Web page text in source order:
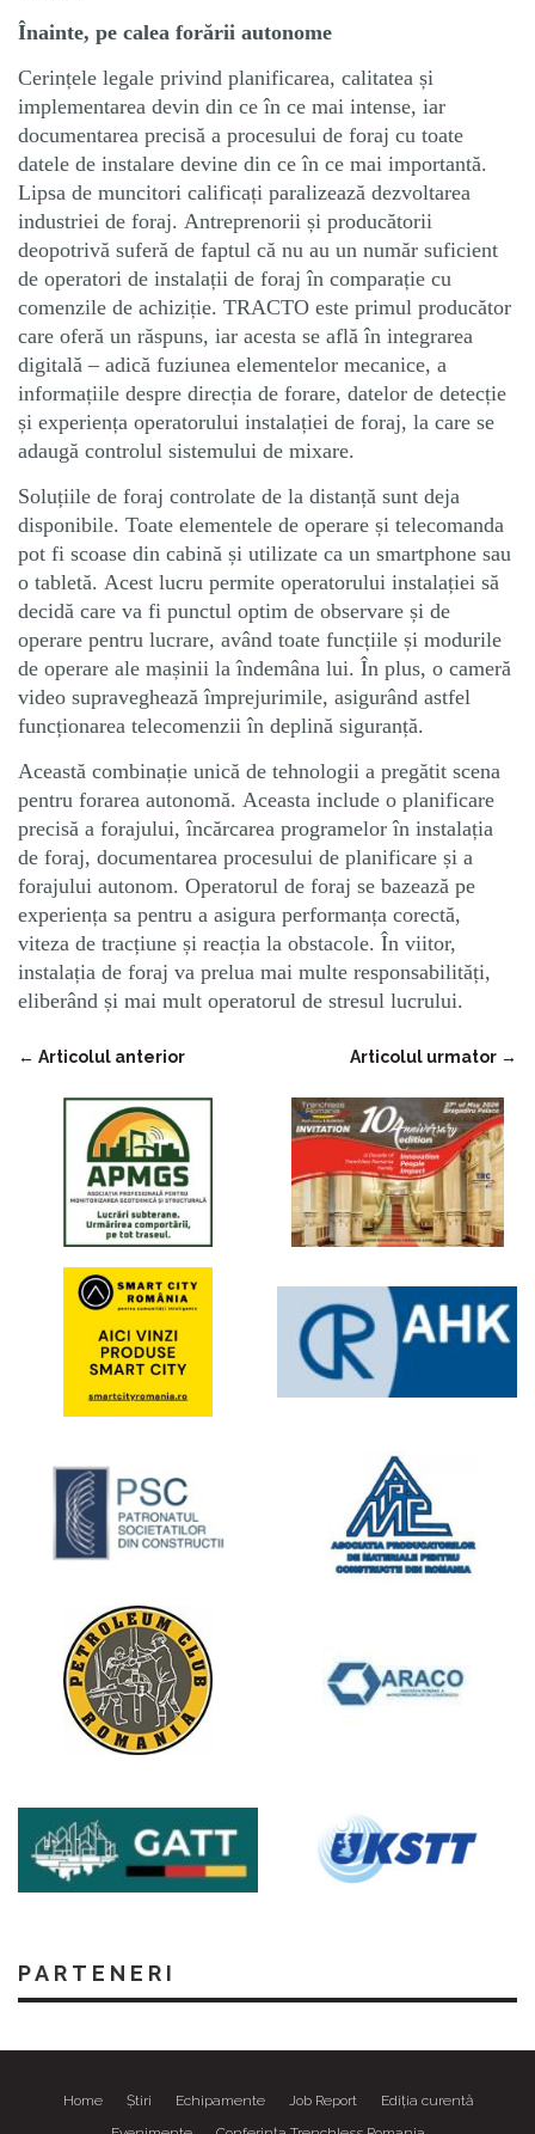
Înainte, pe calea forării autonome
Cerințele legale privind planificarea, calitatea și
implementarea devin din ce în ce mai intense, iar
documentarea precisă a procesului de foraj cu toate
datele de instalare devine din ce în ce mai importantă.
Lipsa de muncitori calificați paralizează dezvoltarea
industriei de foraj. Antreprenorii și producătorii
deopotrivă suferă de faptul că nu au un număr suficient
de operatori de instalații de foraj în comparație cu
comenzile de achiziție. TRACTO este primul producător
care oferă un răspuns, iar acesta se află în integrarea
digitală – adică fuziunea elementelor mecanice, a
informațiile despre direcția de forare, datelor de detecție
și experiența operatorului instalației de foraj, la care se
adaugă controlul sistemului de mixare.
Soluțiile de foraj controlate de la distanță sunt deja
disponibile. Toate elementele de operare și telecomanda
pot fi scoase din cabină și utilizate ca un smartphone sau
o tabletă. Acest lucru permite operatorului instalației să
decidă care va fi punctul optim de observare și de
operare pentru lucrare, având toate funcțiile și modurile
de operare ale mașinii la îndemâna lui. În plus, o cameră
video supraveghează împrejurimile, asigurând astfel
funcționarea telecomenzii în deplină siguranță.
Această combinație unică de tehnologii a pregătit scena
pentru forarea autonomă. Aceasta include o planificare
precisă a forajului, încărcarea programelor în instalația
de foraj, documentarea procesului de planificare și a
forajului autonom. Operatorul de foraj se bazează pe
experiența sa pentru a asigura performanța corectă,
viteza de tracțiune și reacția la obstacole. În viitor,
instalația de foraj va prelua mai multe responsabilități,
eliberând și mai mult operatorul de stresul lucrului.
← Articolul anterior Articolul urmator →
PARTENERI
Home Știri Echipamente Job Report
Ediția curentă